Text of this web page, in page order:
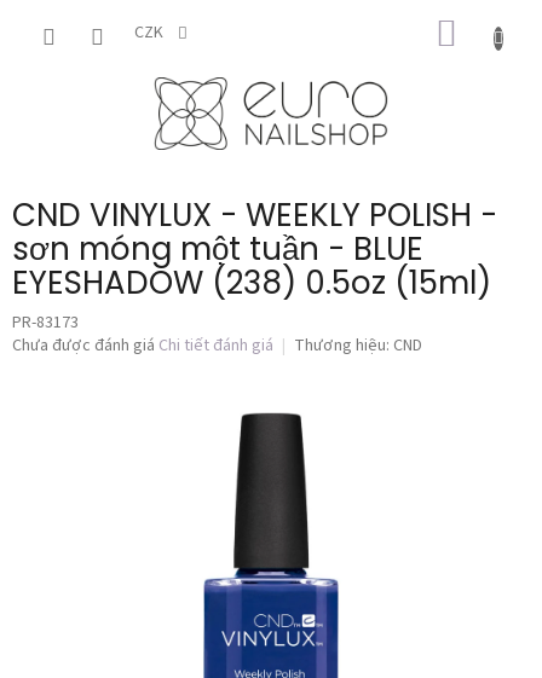
CZK
GIỎ
HÀNG
CND VINYLUX - WEEKLY POLISH -
sơn móng một tuần - BLUE
EYESHADOW (238) 0.5oz (15ml)
PR-83173
Đánh
Chưa được đánh giá Chi tiết đánh giá Thương hiệu: CND